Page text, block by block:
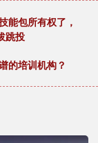
能包所有权了，
跳投
的培训机构？